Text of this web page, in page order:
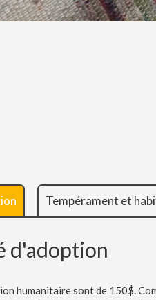
Tempérament et
d'adoption
humanitaire sont de 150$.